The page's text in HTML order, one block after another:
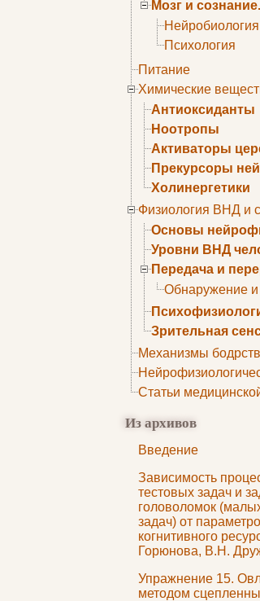
Мозг и
Психология
Питание
Химические
Антиоксиданты
Ноотропы
Активаторы
Прекурсоры
Холинергетики
Физиология ВНД и
Основы
Уровни ВНД
Передача и
Обнаружение и
Зрительная
Механизмы
Статьи
Из архивов
Введение
Зависимость
тестовых задач и
головоломок
задач) от
когнитивного
Горюнова, В.Н.
Упражнение 15.
методом